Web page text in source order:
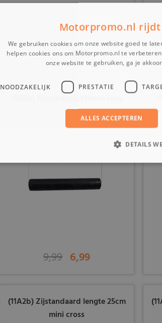
9,99 4,99
9,99 6,99
(11A2b) Zijstandaard lengte 25cm
mini cross
Motorpromo.nl
We gebruiken cookies om onze website goed te
helpen cookies ons om Motorpromo.nl te
onze website te gebruiken, ga je
NOODZAKELIJK PRESTATIE
ALLES ACCEPTEREN
DETAILS